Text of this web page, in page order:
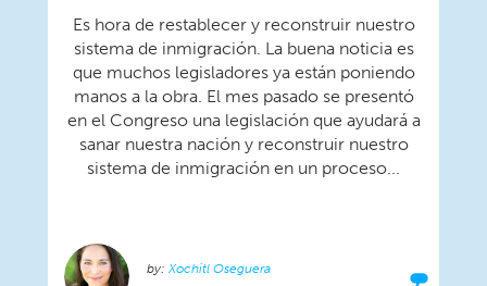
Es hora de restablecer y reconstruir nuestro
sistema de inmigración. La buena noticia es
que muchos legisladores ya están poniendo
manos a la obra. El mes pasado se presentó
en el Congreso una legislación que ayudará a
sanar nuestra nación y reconstruir nuestro
sistema de inmigración en un proceso...
Xochitl Oseguera